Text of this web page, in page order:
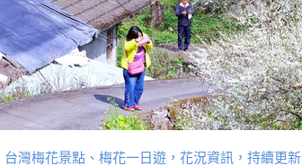
台灣梅花景點、梅花一日遊，花況資訊，持續更新